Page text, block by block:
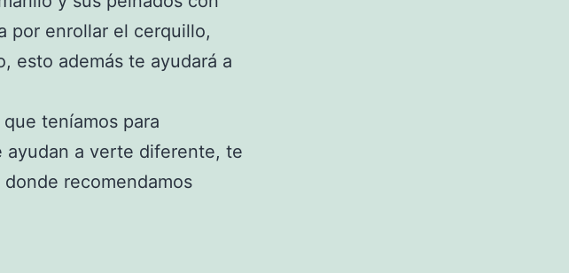
por enrollar el cerquillo,
esto además te ayudará a
teníamos para
a verte diferente, te
recomendamos